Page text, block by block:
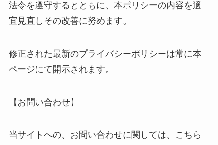
法令を遵守するとともに、本ポリシーの内容を適
宜見直しその改善に努めます。
修正された最新のプライバシーポリシーは常に本
ページにて開示されます。
【お問い合わせ】
当サイトへの、お問い合わせに関しては、こちら